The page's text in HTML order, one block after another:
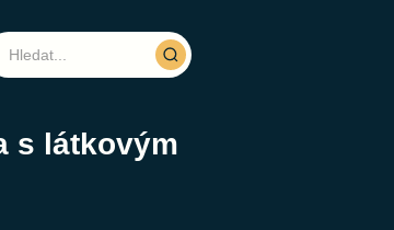
s látkovým